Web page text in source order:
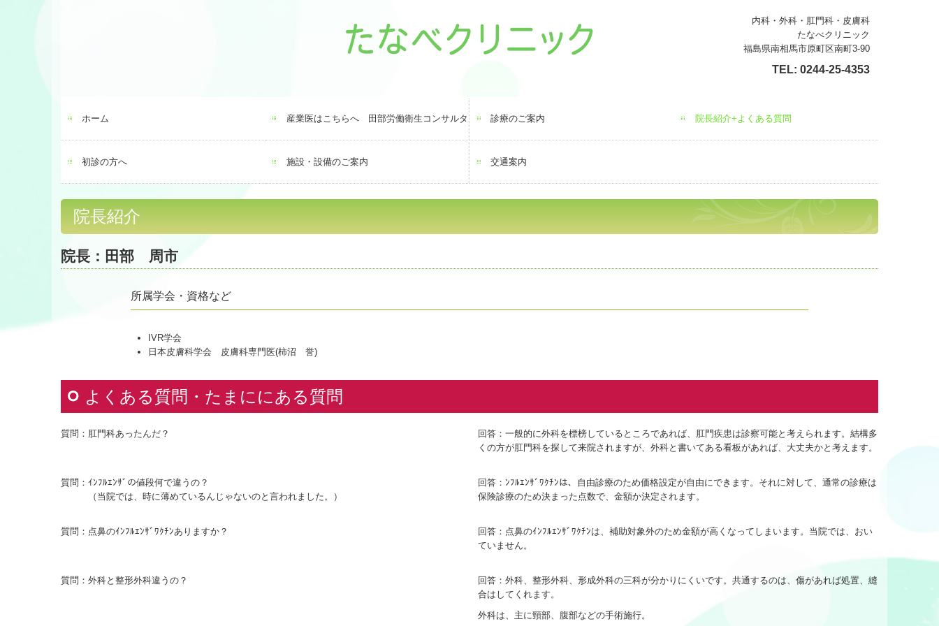
内科・外科・肛門科・皮膚科
たなべクリニック
福島県南相馬市原町区南町3-90
TEL:0244-25-4353
ホーム 産業医はこちらへ 田部労働衛生コンサルタント事務所診療のご案内 院長紹介+よくある質問
初診の方へ 施設・設備のご案内 交通案内
院長紹介
院長：田部 周市
所属学会・資格など
IVR学会
日本皮膚科学会 皮膚科専門医(柿沼 誉)
よくある質問・たまににある質問
質問：肛門科あったんだ？
回答：一般的に外科を標榜しているところであれば、肛門疾患は診察可能と考えられます。結構多
くの方が肛門科を探して来院されますが、外科と書いてある看板があれば、大丈夫かと考えます。
質問：ｲﾝﾌﾙｴﾝｻﾞの値段何で違うの？
（当院では、時に薄めているんじゃないのと言われました。）
回答：ﾝﾌﾙｴﾝｻﾞﾜｸﾁﾝは、自由診療のため価格設定が自由にできます。それに対して、通常の診療は
保険診療のため決まった点数で、金額か決定されます。
質問：点鼻のｲﾝﾌﾙｴﾝｻﾞﾜｸﾁﾝありますか？
回答：点鼻のｲﾝﾌﾙｴﾝｻﾞﾜｸﾁﾝは、補助対象外のため金額が高くなってしまいます。当院では、おい
ていません。
質問：外科と整形外科違うの？
回答：外科、整形外科、形成外科の三科が分かりにくいです。共通するのは、傷があれば処置、縫
合はしてくれます。
外科は、主に頸部、腹部などの手術施行。